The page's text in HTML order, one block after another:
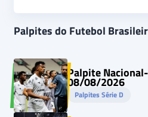
Palpites do Futebol
Palpite
08/08/2026
Palpites Série D